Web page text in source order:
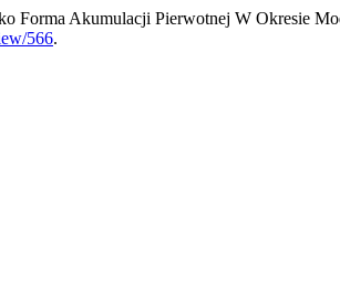
Forma Akumulacji Pierwotnej W Okresie
566.